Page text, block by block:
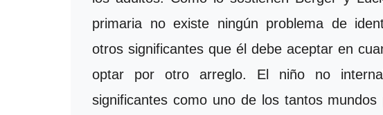
primaria no existe ningún problema de
otros significantes que él debe aceptar en
optar por otro arreglo. El niño no
significantes como uno de los tantos mundos